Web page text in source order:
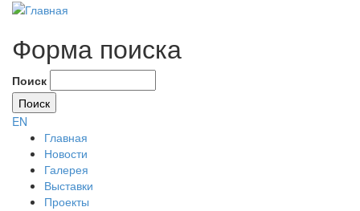
Форма поиска
Поиск
EN
Главная
Новости
Галерея
Выставки
Проекты